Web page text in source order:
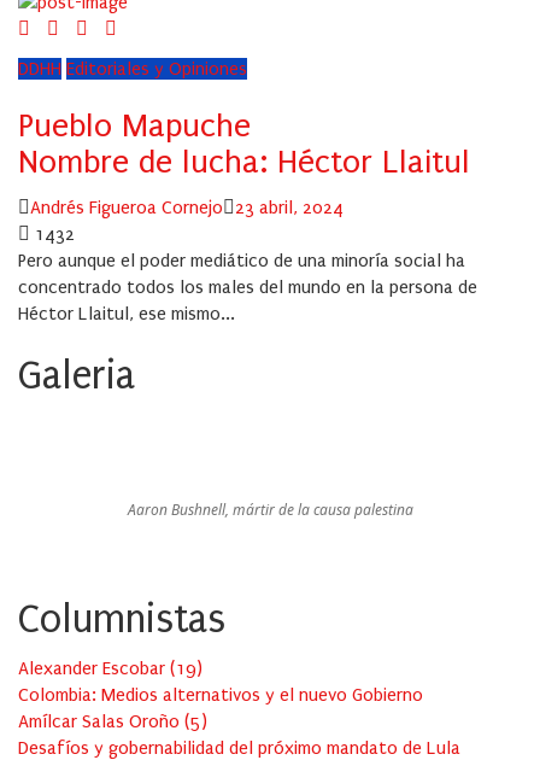
DDHH Editoriales y Opiniones
Pueblo Mapuche
Nombre de lucha: Héctor Llaitul
Author
Andrés Figueroa Cornejo
Posted
23 abril, 2024
1432
Pero aunque el poder mediático de una minoría social ha
concentrado todos los males del mundo en la persona de
Héctor Llaitul, ese mismo...
Galeria
Aaron Bushnell, mártir de la causa palestina
Columnistas
Alexander Escobar (19)
Colombia: Medios alternativos y el nuevo Gobierno
Amílcar Salas Oroño (5)
Desafíos y gobernabilidad del próximo mandato de Lula